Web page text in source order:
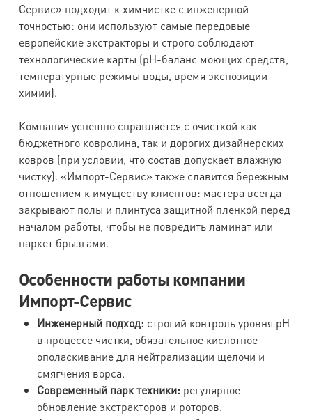
Сервис» подходит к химчистке с инженерной
точностью: они используют самые передовые
европейские экстракторы и строго соблюдают
технологические карты (рН-баланс моющих средств,
температурные режимы воды, время экспозиции
химии).
Компания успешно справляется с очисткой как
бюджетного ковролина, так и дорогих дизайнерских
ковров (при условии, что состав допускает влажную
чистку). «Импорт-Сервис» также славится бережным
отношением к имуществу клиентов: мастера всегда
закрывают полы и плинтуса защитной пленкой перед
началом работы, чтобы не повредить ламинат или
паркет брызгами.
Особенности работы компании
Импорт-Сервис
Инженерный подход: строгий контроль уровня рН
в процессе чистки, обязательное кислотное
ополаскивание для нейтрализации щелочи и
смягчения ворса.
Современный парк техники: регулярное
обновление экстракторов и роторов.